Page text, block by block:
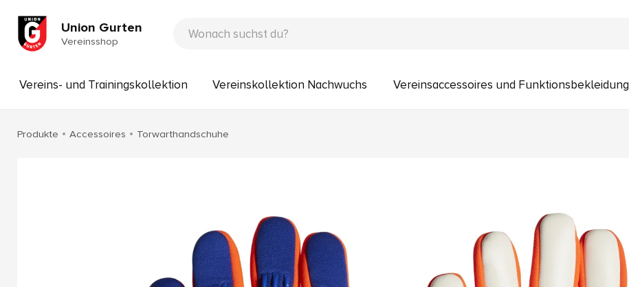
Union Gurten
Vereinsshop
Vereins- und Trainingskollektion Vereinskollektion Nachwuchs Vereinsaccessoires und Funktionsbekleidung
Produkte Accessoires Torwarthandschuhe